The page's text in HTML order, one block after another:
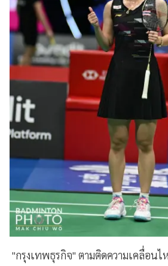
"กรุงเทพธุรกิจ" ตามติดความเคลื่อนไ